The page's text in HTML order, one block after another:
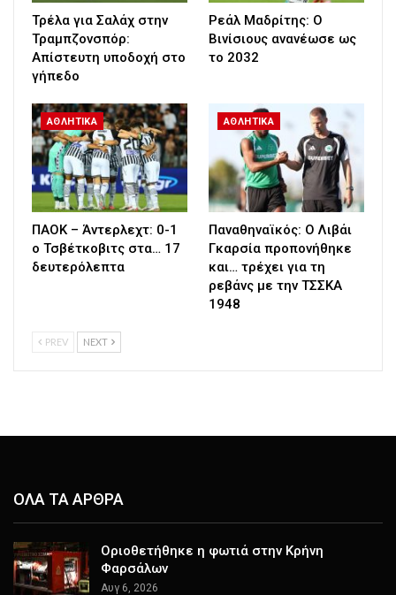
Τρέλα για Σαλάχ στην
Τραμπζονσπόρ:
Απίστευτη υποδοχή στο
γήπεδο
Ρεάλ Μαδρίτης: Ο
Βινίσιους ανανέωσε ως
το 2032
ΑΘΛΗΤΙΚΑ
ΠΑΟΚ – Άντερλεχτ: 0-1
ο Τσβέτκοβιτς στα… 17
δευτερόλεπτα
ΑΘΛΗΤΙΚΑ
Παναθηναϊκός: Ο Λιβάι
Γκαρσία προπονήθηκε
και… τρέχει για τη
ρεβάνς με την ΤΣΣΚΑ
1948
PREV NEXT
ΟΛΑ ΤΑ ΑΡΘΡΑ
Οριοθετήθηκε η φωτιά στην Κρήνη
Φαρσάλων
Αυγ 6, 2026